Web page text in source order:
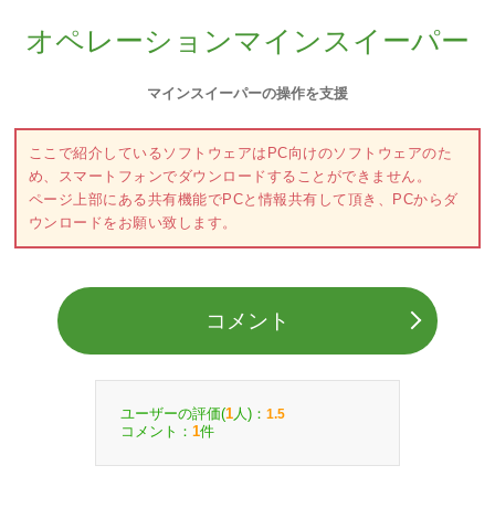
オペレーションマインスイーパー
マインスイーパーの操作を支援
ここで紹介しているソフトウェアはPC向けのソフトウェアのた
め、スマートフォンでダウンロードすることができません。
ページ上部にある共有機能でPCと情報共有して頂き、PCからダ
ウンロードをお願い致します。
コメント
ユーザーの評価(1 人)： 1.5
コメント： 1件